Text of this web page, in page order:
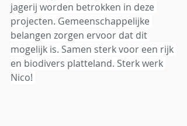
jagerij worden betrokken in deze
projecten. Gemeenschappelijke
belangen zorgen ervoor dat dit
mogelijk is. Samen sterk voor een rijk
en biodivers platteland. Sterk werk
Nico!